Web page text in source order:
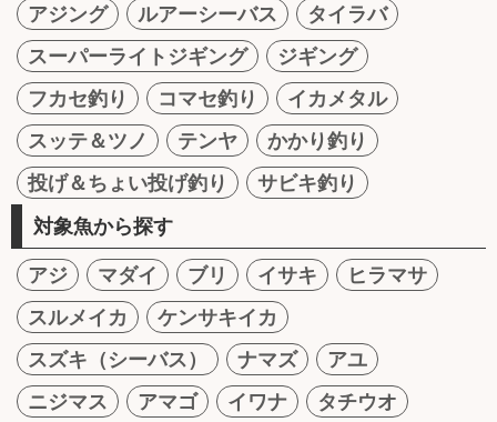
アジング
ルアーシーバス
タイラバ
スーパーライトジギング
ジギング
フカセ釣り
コマセ釣り
イカメタル
スッテ＆ツノ
テンヤ
かかり釣り
投げ＆ちょい投げ釣り
サビキ釣り
対象魚から探す
アジ マダイ ブリ イサキ
ヒラマサ
スルメイカ
ケンサキイカ
スズキ（シーバス）
ナマズ
アユ
ニジマス
アマゴ イワナ
タチウオ